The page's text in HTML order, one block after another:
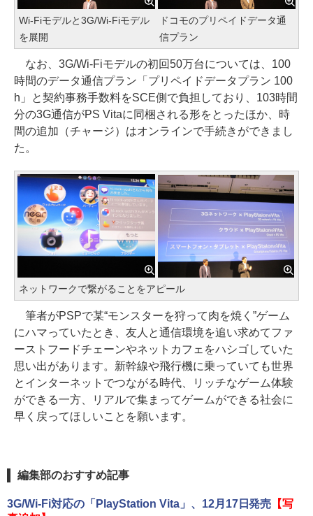
Wi-Fiモデルと3G/Wi-Fiモデル
を展開
ドコモのプリペイドデータ通
信プラン
なお、3G/Wi-Fiモデルの初回50万台については、100
時間のデータ通信プラン「プリペイドデータプラン 100
h」と契約事務手数料をSCE側で負担しており、103時間
分の3G通信がPS Vitaに同梱される形をとったほか、時
間の追加（チャージ）はオンラインで手続きができまし
た。
ネットワークで繋がることをアピール
筆者がPSPで某“モンスターを狩って肉を焼く”ゲーム
にハマっていたとき、友人と通信環境を追い求めてファ
ーストフードチェーンやネットカフェをハシゴしていた
思い出があります。新幹線や飛行機に乗っていても世界
とインターネットでつながる時代、リッチなゲーム体験
ができる一方、リアルで集まってゲームができる社会に
早く戻ってほしいことを願います。
編集部のおすすめ記事
3G/Wi-Fi対応の「PlayStation Vita」、12月17日発売 【写